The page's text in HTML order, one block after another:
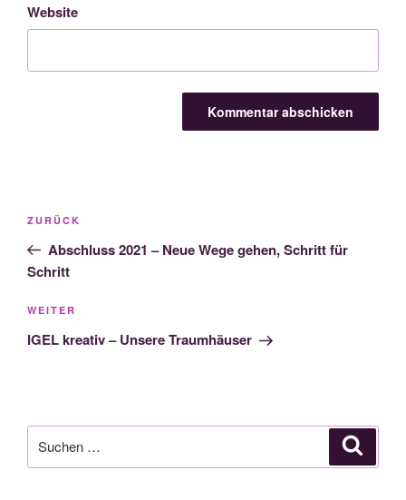
Website
Beitragsnavigation
Vorheriger
Beitrag
ZURÜCK
Abschluss 2021 – Neue Wege gehen, Schritt für
Schritt
Nächster
Beitrag
WEITER
IGEL kreativ – Unsere Traumhäuser
nach: